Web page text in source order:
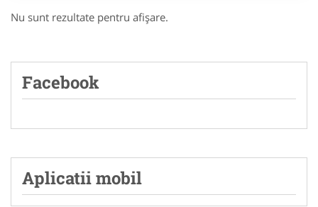
Nu sunt rezultate pentru afişare.
Facebook
Aplicatii mobil